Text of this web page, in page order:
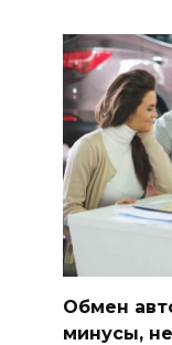
Обмен
минусы,